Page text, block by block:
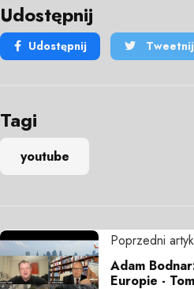
Udostępnij
Udostępnij Tweetnij
Tagi
youtube
Poprzedni
Adam
Europie -